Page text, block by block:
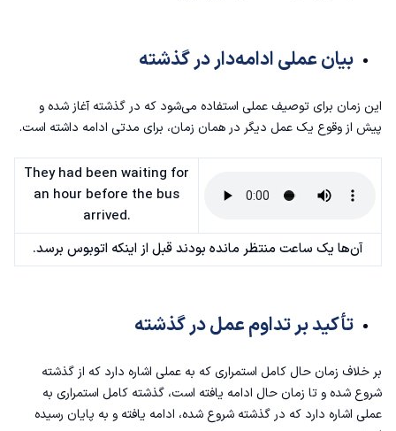
بیان عملی ادامه‌دار در گذشته
این زمان برای توصیف عملی استفاده می‌شود که در گذشته آغاز شده و
پیش از وقوع یک عمل دیگر در همان زمان، برای مدتی ادامه داشته است.
They had been waiting for
an hour before the bus
arrived.
آن‌ها یک ساعت منتظر مانده بودند قبل از اینکه اتوبوس برسد.
تأکید بر تداوم عمل در گذشته
بر خلاف زمان حال کامل استمراریکه به عملی اشاره دارد که از گذشته
شروع شده و تا زمان حال ادامه یافته است، گذشته کامل استمراری به
عملی اشاره دارد که در گذشته شروع شده، ادامه یافته و به پایان رسیده